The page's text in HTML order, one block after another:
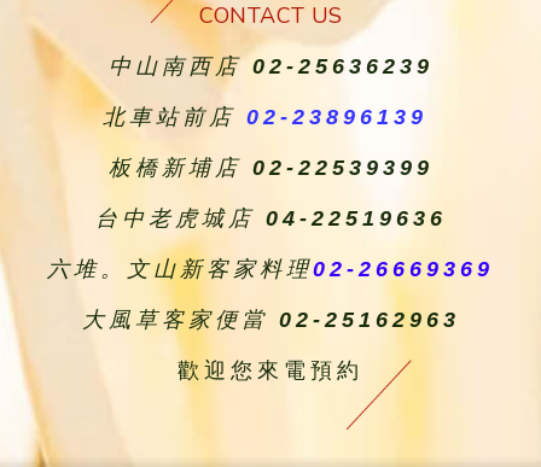
CONTACT US
中山南西店 02-25636239
北車站前店 02-23896139
板橋新埔店 02-22539399
台中老虎城店 04-22519636
六堆。文山新客家料理02-26669369
大風草客家便當 02-25162963
歡迎您來電預約